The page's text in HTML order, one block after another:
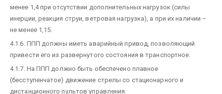
менее 1,4 при отсутствии дополнительных нагрузок (силы
инерции, реакция струи, ветровая нагрузка), а при их наличии –
не менее 1,15.
4.1.6. ППП должны иметь аварийный привод, позволяющий
привести его из развернутого состояния в транспортное.
4.1.7. На ППП должно быть обеспечено плавное
(бесступенчатое) движение стрелы со стационарного и
дистанционного пультов управления.